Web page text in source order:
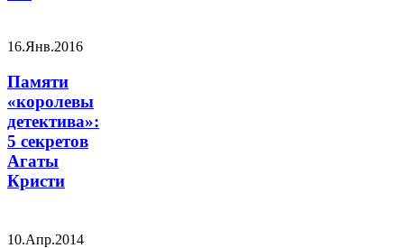
16.Янв.2016
Памяти
«королевы
детектива»:
5 секретов
Агаты
Кристи
10.Апр.2014